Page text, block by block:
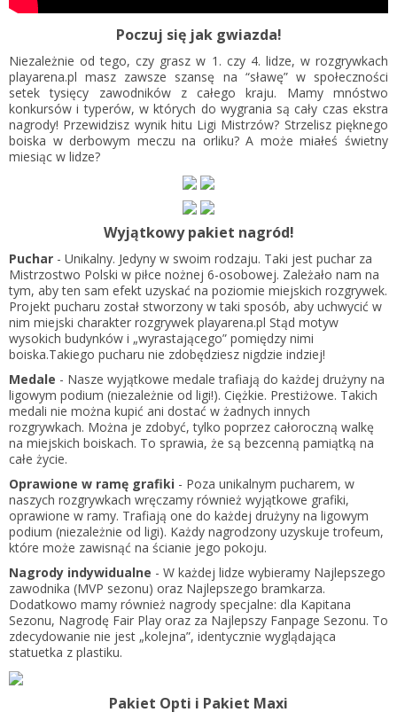
Poczuj się jak gwiazda!
Niezależnie od tego, czy grasz w 1. czy 4. lidze, w rozgrywkach
playarena.pl masz zawsze szansę na “sławę” w społeczności
setek tysięcy zawodników z całego kraju. Mamy mnóstwo
konkursów i typerów, w których do wygrania są cały czas ekstra
nagrody! Przewidzisz wynik hitu Ligi Mistrzów? Strzelisz pięknego
boiska w derbowym meczu na orliku? A może miałeś świetny
miesiąc w lidze?
Wyjątkowy pakiet nagród!
Puchar - Unikalny. Jedyny w swoim rodzaju. Taki jest puchar za
Mistrzostwo Polski w piłce nożnej 6-osobowej. Zależało nam na
tym, aby ten sam efekt uzyskać na poziomie miejskich rozgrywek.
Projekt pucharu został stworzony w taki sposób, aby uchwycić w
nim miejski charakter rozgrywek playarena.pl Stąd motyw
wysokich budynków i „wyrastającego” pomiędzy nimi
boiska.Takiego pucharu nie zdobędziesz nigdzie indziej!
Medale - Nasze wyjątkowe medale trafiają do każdej drużyny na
ligowym podium (niezależnie od ligi!). Ciężkie. Prestiżowe. Takich
medali nie można kupić ani dostać w żadnych innych
rozgrywkach. Można je zdobyć, tylko poprzez całoroczną walkę
na miejskich boiskach. To sprawia, że są bezcenną pamiątką na
całe życie.
Oprawione w ramę grafiki - Poza unikalnym pucharem, w
naszych rozgrywkach wręczamy również wyjątkowe grafiki,
oprawione w ramy. Trafiają one do każdej drużyny na ligowym
podium (niezależnie od ligi). Każdy nagrodzony uzyskuje trofeum,
które może zawisnąć na ścianie jego pokoju.
Nagrody indywidualne - W każdej lidze wybieramy Najlepszego
zawodnika (MVP sezonu) oraz Najlepszego bramkarza.
Dodatkowo mamy również nagrody specjalne: dla Kapitana
Sezonu, Nagrodę Fair Play oraz za Najlepszy Fanpage Sezonu. To
zdecydowanie nie jest „kolejna”, identycznie wyglądająca
statuetka z plastiku.
Pakiet Opti i Pakiet Maxi